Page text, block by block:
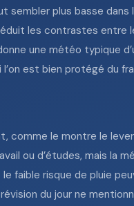
sembler plus basse dans
les contrastes entre
une météo typique
est bien protégé du
comme le montre le
ou d’études, mais la
faible risque de pluie
du jour ne